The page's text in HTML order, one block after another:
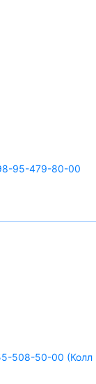
95-479-80-00
508-50-00 (Колл